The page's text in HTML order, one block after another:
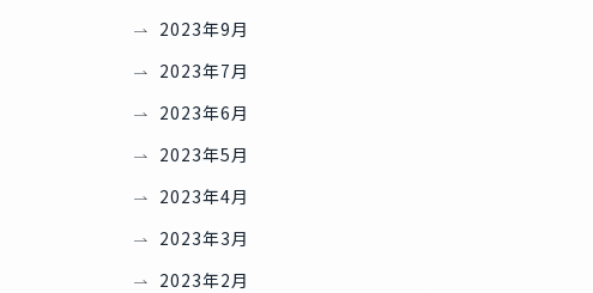
2023年9月
2023年7月
2023年6月
2023年5月
2023年4月
2023年3月
2023年2月